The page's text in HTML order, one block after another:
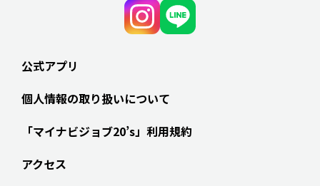
公式アプリ
個人情報の取り扱いについて
「マイナビジョブ20’s」利用規約
アクセス